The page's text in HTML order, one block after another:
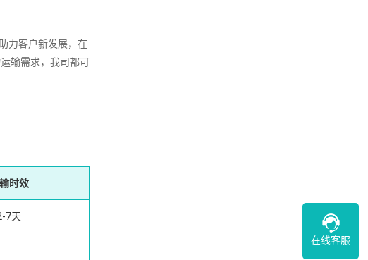
力客户新发展，在
输需求，我司都可
时效
7天
在线客服